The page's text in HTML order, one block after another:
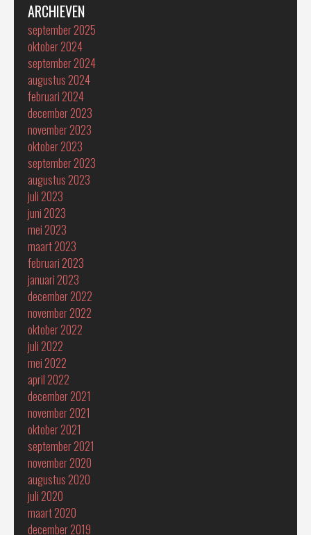
ARCHIEVEN
september 2025
oktober 2024
september 2024
augustus 2024
februari 2024
december 2023
november 2023
oktober 2023
september 2023
augustus 2023
juli 2023
juni 2023
mei 2023
maart 2023
februari 2023
januari 2023
december 2022
november 2022
oktober 2022
juli 2022
mei 2022
april 2022
december 2021
november 2021
oktober 2021
september 2021
november 2020
augustus 2020
juli 2020
maart 2020
december 2019